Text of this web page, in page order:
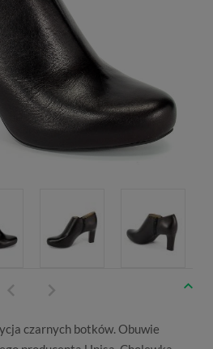
czarnych botków. Obuwie